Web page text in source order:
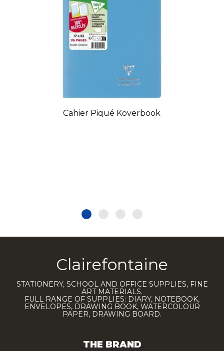
Cahier Piqué Koverbook
Clairefontaine
STATIONERY, SCHOOL AND OFFICE SUPPLIES, FINE
ART MATERIALS.
FULL RANGE OF SUPPLIES: DIARY, NOTEBOOK,
ENVELOPES, DRAWING BOOK, WATERCOLOUR
PAPER, DRAWING BOARD.
THE BRAND